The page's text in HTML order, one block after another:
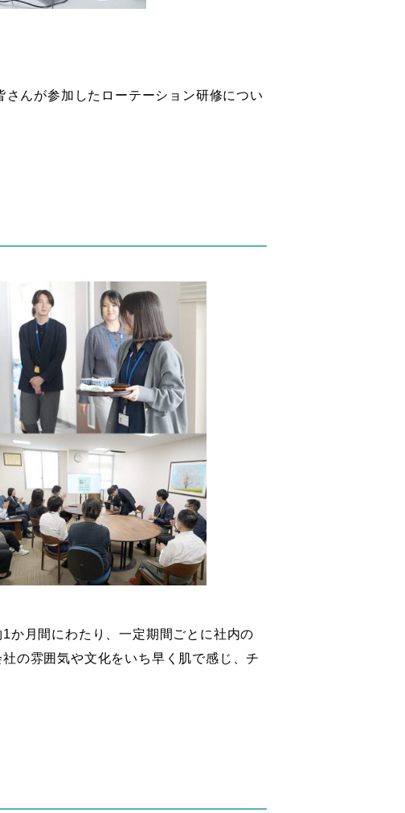
んが参加したローテーション研修につい
か月間にわたり、一定期間ごとに社内の
の雰囲気や文化をいち早く肌で感じ、チ